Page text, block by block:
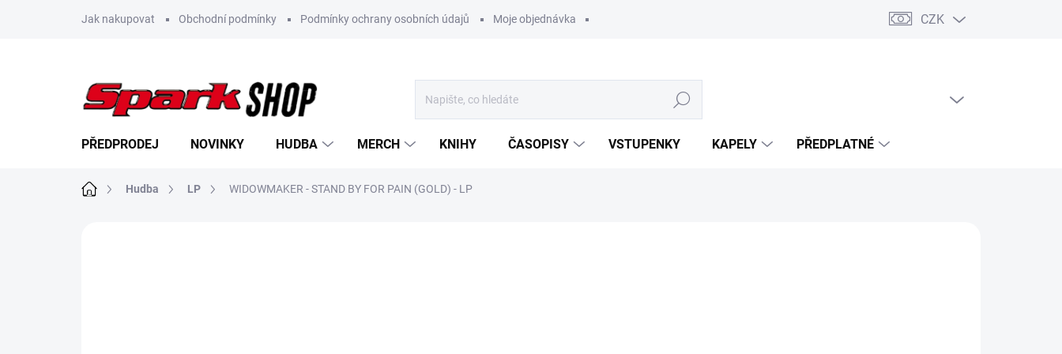
Jak nakupovat Obchodní podmínky Podmínky ochrany osobních údajů Moje objednávka CZK
Hledat
PŘEDPRODEJ NOVINKY HUDBA MERCH KNIHY ČASOPISY VSTUPENKY KAPELY PŘEDPLATNÉ
Domů Hudba LP WIDOWMAKER - STAND BY FOR PAIN (GOLD) - LP